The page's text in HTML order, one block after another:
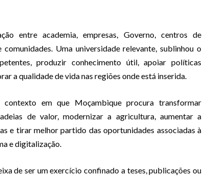
entre academia, empresas, Governo, centros de
Uma universidade relevante, sublinhou o
produzir conhecimento útil, apoiar políticas
a qualidade de vida nas regiões onde está inserida.
em que Moçambique procura transformar
de valor, modernizar a agricultura, aumentar a
e tirar melhor partido das oportunidades associadas à
e digitalização.
de ser um exercício confinado a teses, publicações ou